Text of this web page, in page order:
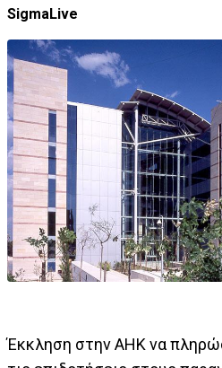
SigmaLive
Έκκληση στην ΑΗΚ να